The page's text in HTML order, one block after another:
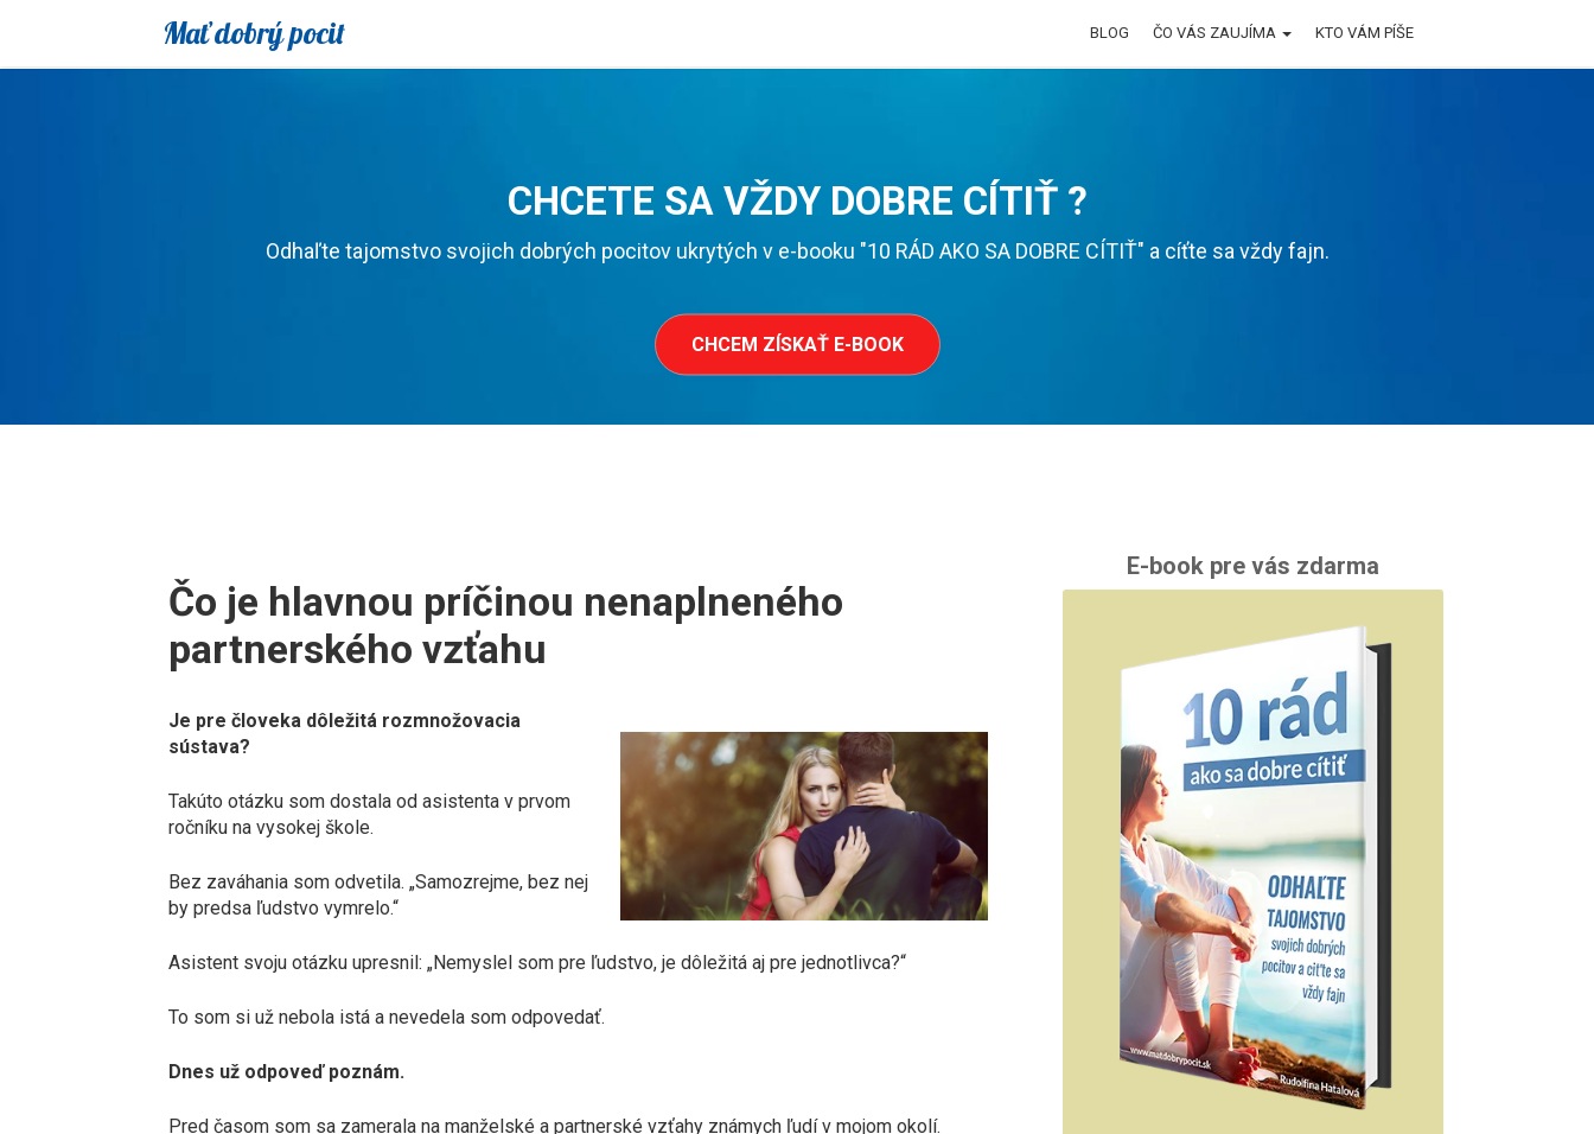
CHCETE SA VŽDY DOBRE CÍTIŤ ?
Odhaľte tajomstvo svojich dobrých pocitov ukrytých v e-booku "10 RÁD AKO SA DOBRE CÍTIŤ" a cíťte sa vždy fajn.
CHCEM ZÍSKAŤ E-BOOK
Mať dobrý pocit BLOG ČO VÁS ZAUJÍMA KTO VÁM PÍŠE
Čo je hlavnou príčinou nenaplneného
partnerského vzťahu
Je pre človeka dôležitá rozmnožovacia
sústava?
Takúto otázku som dostala od asistenta v prvom
ročníku na vysokej škole.
Bez zaváhania som odvetila. „Samozrejme, bez nej
by predsa ľudstvo vymrelo.“
Asistent svoju otázku upresnil: „Nemyslel som pre ľudstvo, je dôležitá aj pre jednotlivca?“
To som si už nebola istá a nevedela som odpovedať.
Dnes už odpoveď poznám.
Pred časom som sa zamerala na manželské a partnerské vzťahy známych ľudí v mojom okolí.
E-book pre vás zdarma